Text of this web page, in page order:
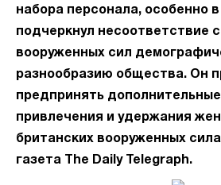
набора персонала, особенно
подчеркнул несоответствие
вооруженных сил
разнообразию общества. Он
предпринять
привлечения и удержания
британских вооруженных
газета The Daily Telegraph.